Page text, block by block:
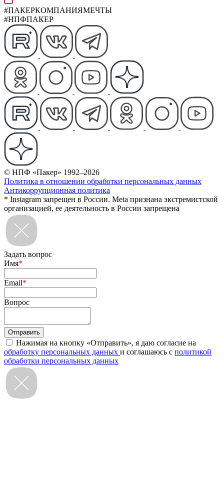
#ПАКЕРКОМПАНИЯМЕЧТЫ
#НПФПАКЕР
© НПФ «Пакер» 1992–2026
Политика в отношении обработки персональных данных
Антикоррупционная политика
* Instagram запрещен в России. Meta признана экстремистской
организацией, ее деятельность в России запрещена
Задать вопрос
Имя*
Email*
Вопрос
Нажимая на кнопку «Отправить», я даю согласие на
обработку персональных данных и соглашаюсь с политикой
обработки персональных данных